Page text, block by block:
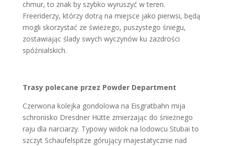
chmur, to znak by szybko wyruszyć w teren.
Freeriderzy, którzy dotrą na miejsce jako pierwsi, będą
mogli skorzystać ze świeżego, puszystego śniegu,
zostawiając ślady swych wyczynów ku zazdrości
spóźnialskich.
Trasy polecane przez Powder Department
Czerwona kolejka gondolowa na Eisgratbahn mija
schronisko Dresdner Hütte zmierzając do śnieżnego
raju dla narciarzy. Typowy widok na lodowcu Stubai to
szczyt Schaufelspitze górujący majestatycznie nad